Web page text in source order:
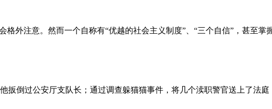
外注意。然而一个自称有“优越的社会主义制度”、“三个自信”，甚至掌
倒过公安厅支队长；通过调查躲猫猫事件，将几个渎职警官送上了法